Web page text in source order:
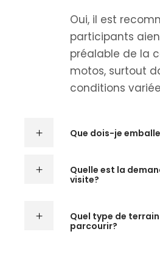
Oui, il est
participants
préalable de la
motos, surtout
conditions
Que dois-je
Quelle est la
visite?
Quel type de
parcourir?